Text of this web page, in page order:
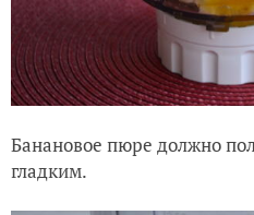
Банановое пюре должно
гладким.